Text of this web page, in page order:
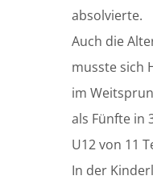
absolvierte.
Auch die
musste sich
im
als Fünfte in
U12 von 11
In der